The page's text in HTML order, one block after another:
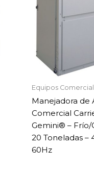
Equipos
Manejadora de
Comercial
Gemini® – Frío/
20 Toneladas –
60Hz